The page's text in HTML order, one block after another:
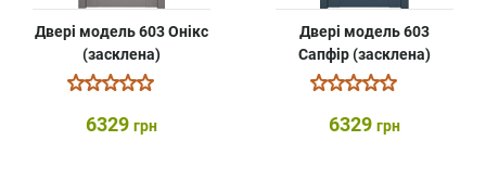
Двері модель 603 Онікс
(засклена)
6329 грн
Двері модель 603
Сапфір (засклена)
6329 грн